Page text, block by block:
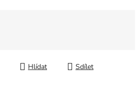
Hlídat Sdílet